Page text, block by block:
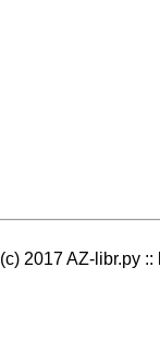
(c) 2017 AZ-libr.ру ::